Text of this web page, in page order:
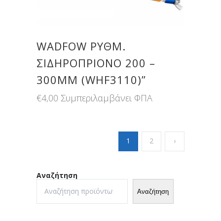
WADFOW ΡΥΘΜ.
ΣΙΔΗΡΟΠΡΙΟΝΟ 200 –
300MM (WHF3110)”
€4,00 Συμπεριλαμβάνει ΦΠΑ
1 2 ›
Αναζήτηση
Αναζήτηση